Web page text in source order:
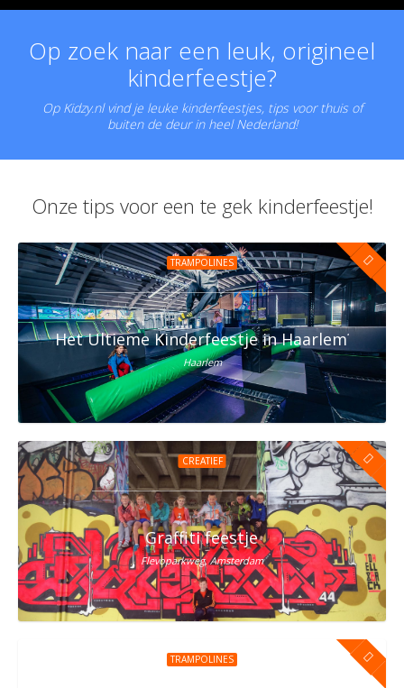
Op zoek naar een leuk, origineel
kinderfeestje?
Op Kidzy.nl vind je leuke kinderfeestjes, tips voor thuis of
buiten de deur in heel Nederland!
Onze tips voor een te gek kinderfeestje!
TRAMPOLINES
Het Ultieme Kinderfeestje in Haarlem? Vier
Haarlem
CREATIEF
Graffiti feestje
Flevoparkweg, Amsterdam
TRAMPOLINES